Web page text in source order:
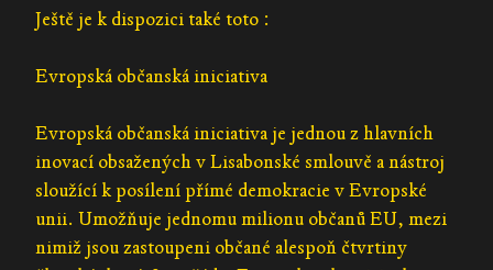
Ještě je k dispozici také toto :
Evropská občanská iniciativa
Evropská občanská iniciativa je jednou z hlavních
inovací obsažených v Lisabonské smlouvě a nástroj
sloužící k posílení přímé demokracie v Evropské
unii. Umožňuje jednomu milionu občanů EU, mezi
nimiž jsou zastoupeni občané alespoň čtvrtiny